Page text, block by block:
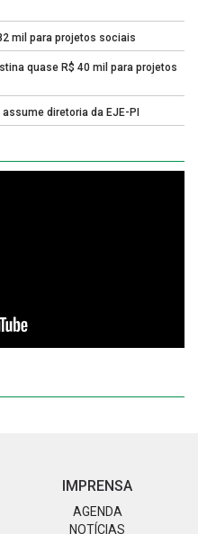
mil para projetos sociais
quase R$ 40 mil para projetos
diretoria da EJE-PI
IMPRENSA
AGENDA
NOTÍCIAS